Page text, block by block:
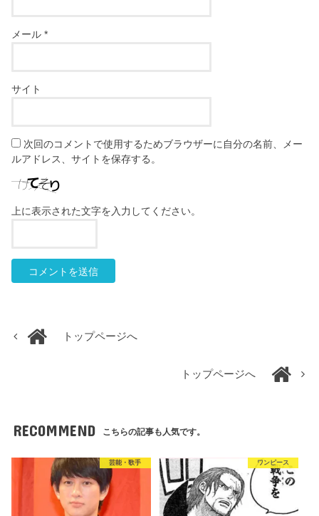
メール*
サイト
次回のコメントで使用するためブラウザーに自分の名前、メー
ルアドレス、サイトを保存する。
上に表示された文字を入力してください。
トップページへ
トップページへ
RECOMMEND こちらの記事も人気です。
芸能・歌手 ワンピース